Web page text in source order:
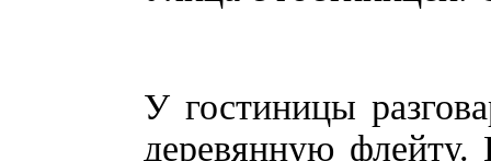
У гостиницы
деревянную флейту.